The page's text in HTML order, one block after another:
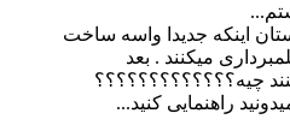
اینکه جدیدا واسه ساخت
میکنند . بعد
چیه؟؟؟؟؟؟؟؟؟؟؟؟؟
راهنمایی کنید...